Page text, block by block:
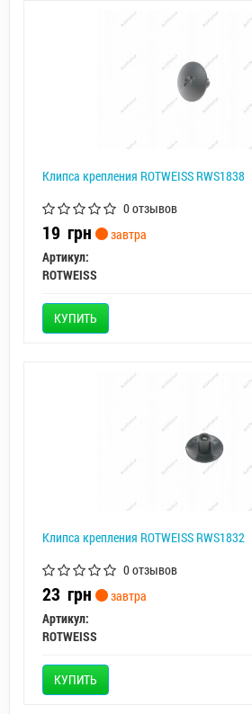
Клипса крепления ROTWEISS RWS1838
0 отзывов
19 грн
завтра
Артикул:
ROTWEISS
КУПИТЬ
Клипса крепления ROTWEISS RWS1832
0 отзывов
23 грн
завтра
Артикул:
ROTWEISS
КУПИТЬ